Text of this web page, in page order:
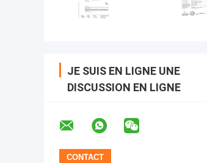
JE SUIS EN LIGNE UNE
DISCUSSION EN LIGNE